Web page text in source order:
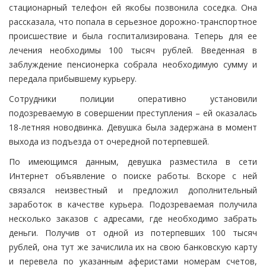
стационарный телефон ей якобы позвонила соседка. Она
рассказала, что попала в серьезное дорожно-транспортное
происшествие и была госпитализирована. Теперь для ее
лечения необходимы 100 тысяч рублей. Введенная в
заблуждение пенсионерка собрала необходимую сумму и
передала прибывшему курьеру.
Сотрудники полиции оперативно установили
подозреваемую в совершении преступления – ей оказалась
18-летняя новодвинка. Девушка была задержана в момент
выхода из подъезда от очередной потерпевшей.
По имеющимся данным, девушка разместила в сети
Интернет объявление о поиске работы. Вскоре с ней
связался неизвестный и предложил дополнительный
заработок в качестве курьера. Подозреваемая получила
несколько заказов с адресами, где необходимо забрать
деньги. Получив от одной из потерпевших 100 тысяч
рублей, она тут же зачислила их на свою банковскую карту
и перевела по указанным аферистами номерам счетов,